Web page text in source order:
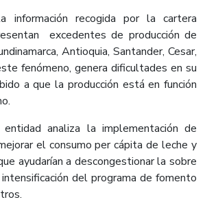
información recogida por la cartera
excedentes de producción de
Antioquia, Santander, Cesar,
fenómeno, genera dificultades en su
a que la producción está en función
analiza la implementación de
el consumo per cápita de leche y
ayudarían a descongestionar la sobre
del programa de fomento